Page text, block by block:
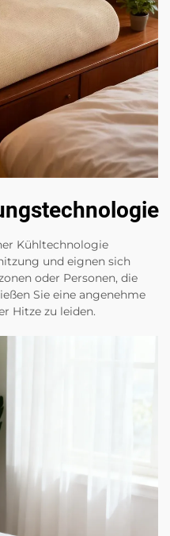
Kühltechnologie
und eignen sich
oder Personen, die
Sie eine angenehme
Hitze zu leiden.